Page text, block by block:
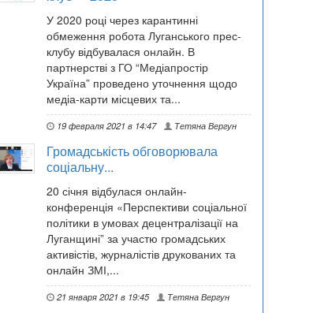
У 2020 році через карантинні
обмеження робота Луганського прес-
клубу відбувалася онлайн. В
партнерстві з ГО “Медіапростір
Україна” проведено уточнення щодо
медіа-карти місцевих та...
19 февраля 2021 в 14:47 Тетяна Вергун
Громадськість обговорювала
соціальну...
20 січня відбулася онлайн-
конференція «Перспективи соціальної
політики в умовах децентралізації на
Луганщині” за участю громадських
активістів, журналістів друкованих та
онлайн ЗМІ,...
21 января 2021 в 19:45 Тетяна Вергун